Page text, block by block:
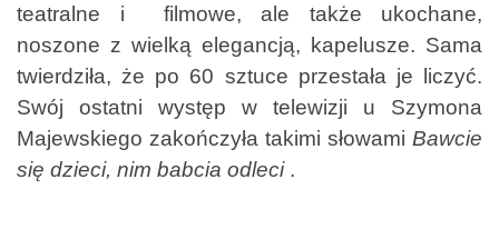
teatralne i filmowe, ale także ukochane,
noszone z wielką elegancją, kapelusze. Sama
twierdziła, że po 60 sztuce przestała je liczyć.
Swój ostatni występ w telewizji u Szymona
Majewskiego zakończyła takimi słowami Bawcie
się dzieci, nim babcia odleci.